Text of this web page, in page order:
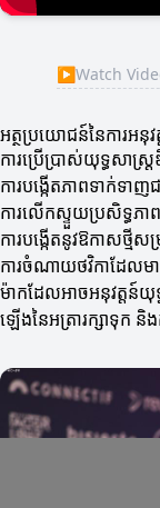
▶Watch
អត្ថប្រយោជន៍នៃការអនុ
ការប្រើប្រាស់យុទ្ធសាស្
ការបង្កើតភាពទាក់ទា
ការលើកស្ទួយប្រសិទ្ធភ
ការបង្កើតនូវឱកាសថ្មី
ការចំណាយថវិកាដែលម
ម៉ាកដែលអាចអនុវត្តន៍យុ
ឡើងនៃអត្រារក្សាទុក